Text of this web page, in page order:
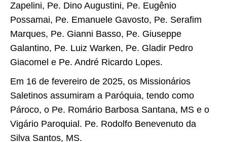
Zapelini, Pe. Dino Augustini, Pe. Eugênio
Possamai, Pe. Emanuele Gavosto, Pe. Serafim
Marques, Pe. Gianni Basso, Pe. Giuseppe
Galantino, Pe. Luiz Warken, Pe. Gladir Pedro
Giacomel e Pe. André Ricardo Lopes.
Em 16 de fevereiro de 2025, os Missionários
Saletinos assumiram a Paróquia, tendo como
Pároco, o Pe. Romário Barbosa Santana, MS e o
Vigário Paroquial. Pe. Rodolfo Benevenuto da
Silva Santos, MS.